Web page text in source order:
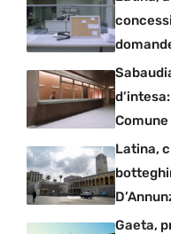
Latina,
Gaeta,